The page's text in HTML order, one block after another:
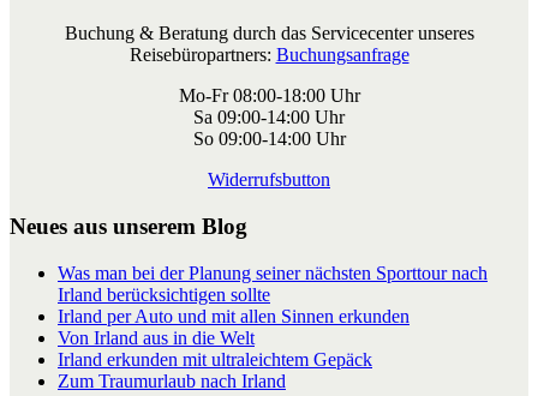
Buchung & Beratung durch das Servicecenter unseres
Reisebüropartners: Buchungsanfrage
Mo-Fr 08:00-18:00 Uhr
Sa 09:00-14:00 Uhr
So 09:00-14:00 Uhr
Widerrufsbutton
Neues aus unserem Blog
Was man bei der Planung seiner nächsten Sporttour nach
Irland berücksichtigen sollte
Irland per Auto und mit allen Sinnen erkunden
Von Irland aus in die Welt
Irland erkunden mit ultraleichtem Gepäck
Zum Traumurlaub nach Irland